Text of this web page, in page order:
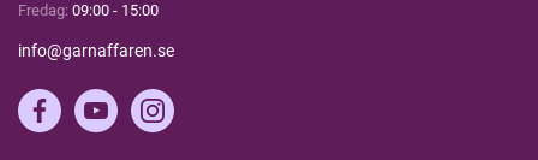
Fredag: 09:00 - 15:00
info@garnaffaren.se